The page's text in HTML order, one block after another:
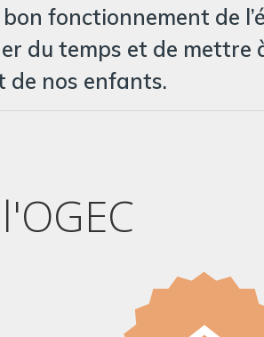
fonctionnement de
du temps et de mettre
de nos enfants.